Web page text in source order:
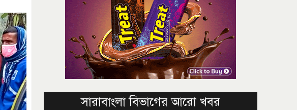
সারাবাংলা বিভাগের আরো খবর